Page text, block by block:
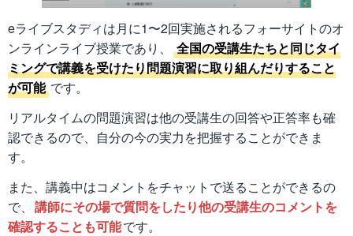
eライブスタディは月に1〜2回実施されるフォーサイトのオ
ンラインライブ授業であり、
全国の受講生たちと同じタイ
ミングで講義を受けたり問題演習に取り組んだりすること
が可能 です。
リアルタイムの問題演習は他の受講生の回答や正答率も確
認できるので、自分の今の実力を把握することができま
す。
また、講義中はコメントをチャットで送ることができるの
で、 講師にその場で質問をしたり他の受講生のコメントを
確認することも可能です。